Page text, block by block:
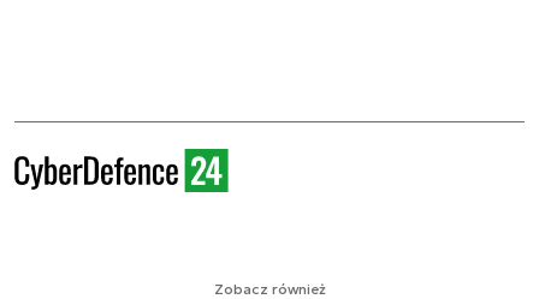
Zobacz również